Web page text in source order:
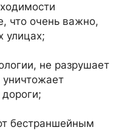
что очень важно,
улицах;
не разрушает
бестраншейным